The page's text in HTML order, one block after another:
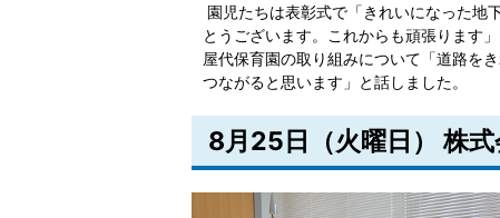
園児たちは表彰式で「きれいになった地
とうございます。これからも頑張ります
屋代保育園の取り組みについて「道路を
つながると思います」と話しました。
8月25日（火曜日） 株